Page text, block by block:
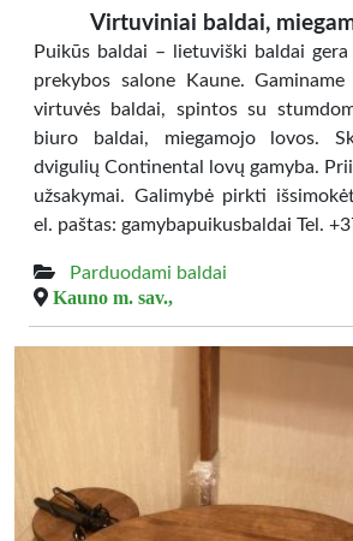
Virtuviniai baldai,
Puikūs baldai – lietuviški baldai
prekybos salone Kaune.
virtuvės baldai, spintos su
biuro baldai, miegamojo lovos.
dvigulių Continental lovų gamyba.
užsakymai. Galimybė pirkti
el. paštas: gamybapuikusbaldai Tel.
Parduodami baldai
Kauno m. sav.,